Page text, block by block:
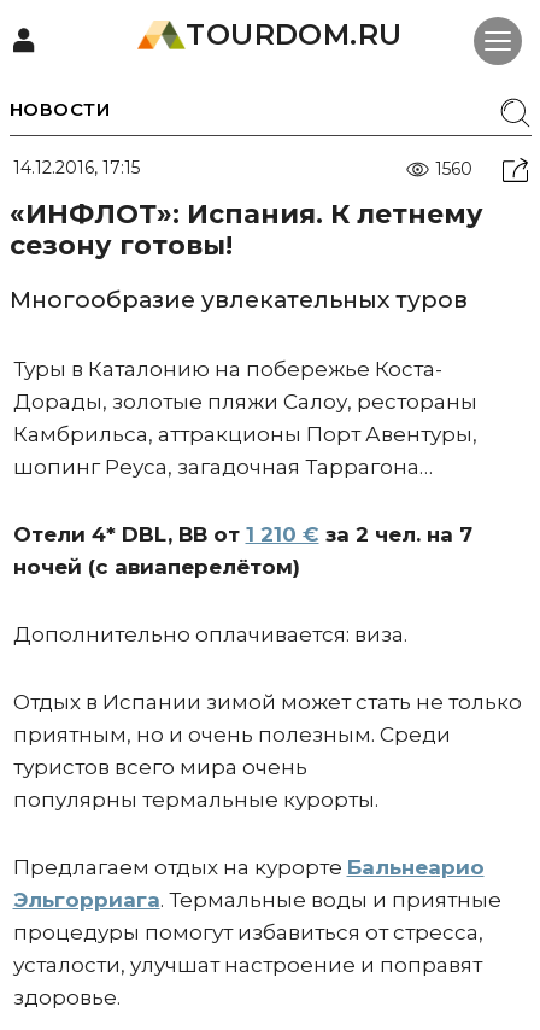
TOURDOM.RU
НОВОСТИ
14.12.2016, 17:15 1560
«ИНФЛОТ»: Испания. К летнему
сезону готовы!
Многообразие увлекательных туров
Туры в Каталонию на побережье Коста-
Дорады, золотые пляжи Салоу, рестораны
Камбрильса, аттракционы Порт Авентуры,
шопинг Реуса, загадочная Таррагона…
Отели 4* DBL, ВВ от 1 210 € за 2 чел. на 7
ночей (с авиаперелётом)
Дополнительно оплачивается: виза.
Отдых в Испании зимой может стать не только
приятным, но и очень полезным. Среди
туристов всего мира очень
популярны термальные курорты.
Предлагаем отдых на курорте Бальнеарио
Эльгорриага. Термальные воды и приятные
процедуры помогут избавиться от стресса,
усталости, улучшат настроение и поправят
здоровье.